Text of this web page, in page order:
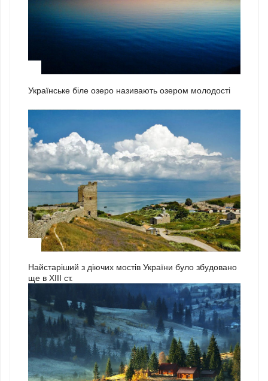
Українське біле озеро називають озером молодості
Найстаріший з діючих мостів України було збудовано
ще в ХІІІ ст.